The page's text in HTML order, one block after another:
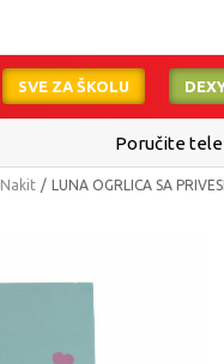
SVE ZA ŠKOLU
Poručite
Nakit LUNA OGRLICA SA